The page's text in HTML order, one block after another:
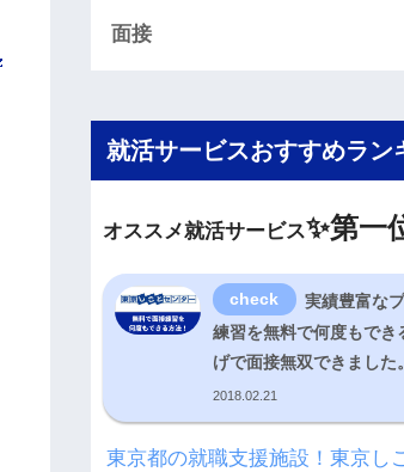
面接
就活サービスおすすめラン
オススメ就活サービス✨第一
実績豊富な
練習を無料で何度もでき
げで面接無双できました。
2018.02.21
東京都の就職支援施設！東京し